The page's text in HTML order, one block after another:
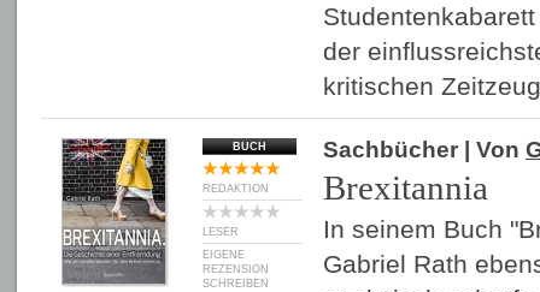
der
kritischen
BUCH
REDAKTION
LESER
EIGENE
REZENSION
SCHREIBEN
Sachbücher | Von
Brexitannia
In seinem Buch
Gabriel Rath